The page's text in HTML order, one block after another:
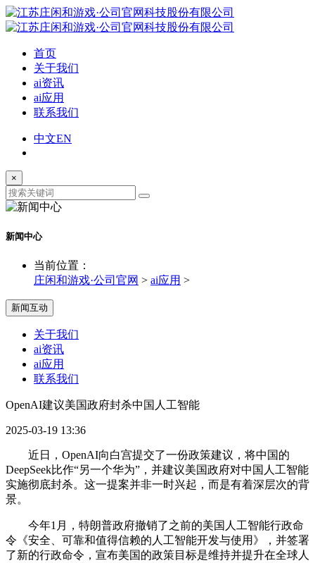
首页
关于我们
ai资讯
ai应用
联系我们
中文EN
×
新闻中心
当前位置：
庄闲和游戏·公司官网 > ai应用 >
新闻互动
关于我们
ai资讯
ai应用
联系我们
OpenAI建议美国政府封杀中国人工智能
2025-03-19 13:36
近日，OpenAI向白宫提交了一份政策建议，将中国的
DeepSeek比作“另一个华为”，并建议美国政府对中国人工智能
实施彻底封杀。这一提案并非一时兴起，而是有着深层次的背
景。
今年1月，特朗普政府撤销了之前的美国人工智能行政命
令《安全、可靠和值得信赖的人工智能开发与使用》，并签署
了新的行政命令，宣布美国的政策目标是维持并提升在全球人